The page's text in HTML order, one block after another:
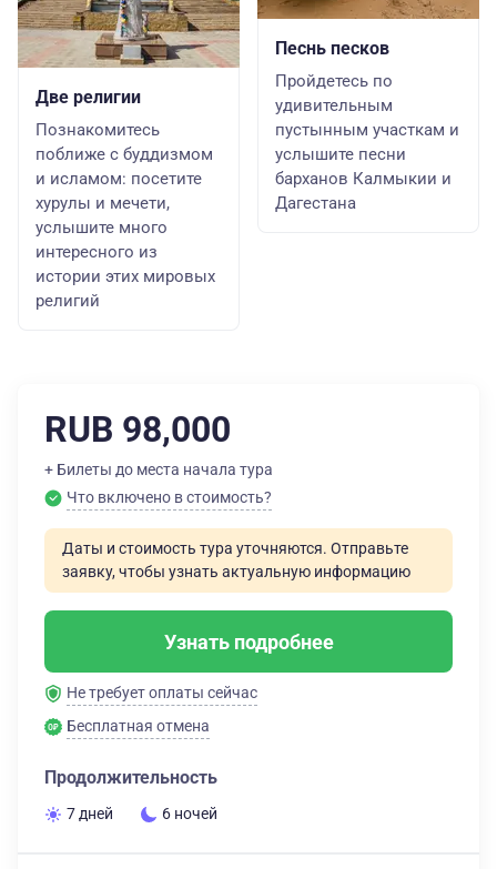
Две религии
Познакомитесь
поближе с буддизмом
и исламом: посетите
хурулы и мечети,
услышите много
интересного из
истории этих мировых
религий
Песнь песков
Пройдетесь по
удивительным
пустынным участкам и
услышите песни
барханов Калмыкии и
Дагестана
RUB 98,000
+ Билеты до места начала тура
Что включено в стоимость?
Даты и стоимость тура уточняются. Отправьте
заявку, чтобы узнать актуальную информацию
Узнать подробнее
Не требует оплаты сейчас
Бесплатная отмена
Продолжительность
7 дней 6 ночей